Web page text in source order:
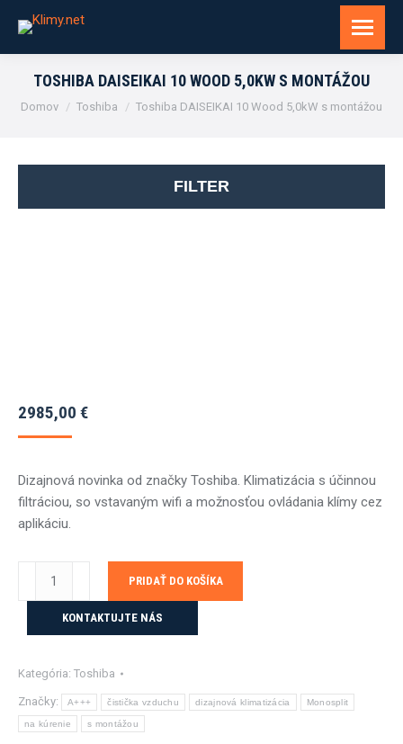
TOSHIBA DAISEIKAI 10 WOOD 5,0KW S MONTÁŽOU
You are here:
Domov Toshiba Toshiba DAISEIKAI 10 Wood 5,0kW s montážou
2985,00 €
Dizajnová novinka od značky Toshiba. Klimatizácia s účinnou
filtráciou, so vstavaným wifi a možnosťou ovládania klímy cez
aplikáciu.
DAISEIKAI
10
5,0kW
s
montážou
PRIDAŤ DO KOŠÍKA
KONTAKTUJTE NÁS
Kategória: Toshiba
Značky: A+++ čistička vzduchu dizajnová klimatizácia Monosplit
na kúrenie s montážou
FILTER